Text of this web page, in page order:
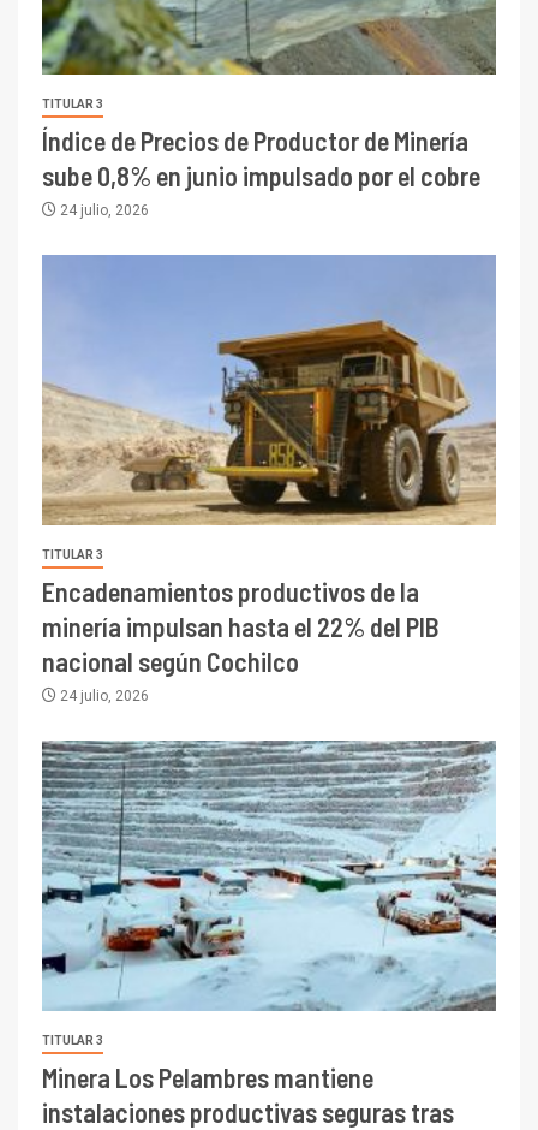
TITULAR 3
Índice de Precios de Productor de Minería
sube 0,8% en junio impulsado por el cobre
24 julio, 2026
TITULAR 3
Encadenamientos productivos de la
minería impulsan hasta el 22% del PIB
nacional según Cochilco
24 julio, 2026
TITULAR 3
Minera Los Pelambres mantiene
instalaciones productivas seguras tras